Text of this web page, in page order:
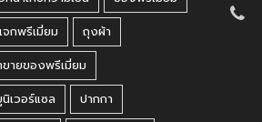
กพรีเมี่ยม
ถุงผ้า
ายของพรีเมี่ยม
เวอร์แซล
ปากกา